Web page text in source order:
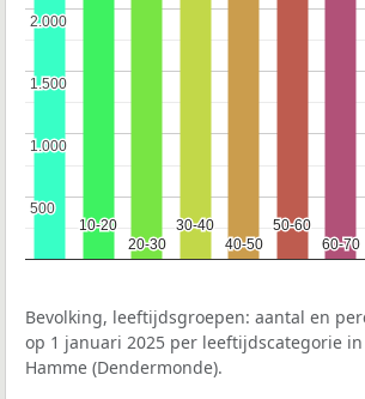
10-20
10-20
20-30
20-30
30-40
30-40
40-50
40-50
50-60
50-60
60-70
60-70
500
500
1.000
1.000
1.500
1.500
2.000
2.000
Bevolking, leeftijdsgroepen: aantal en
op 1 januari 2025 per leeftijdscategorie
Hamme (Dendermonde).